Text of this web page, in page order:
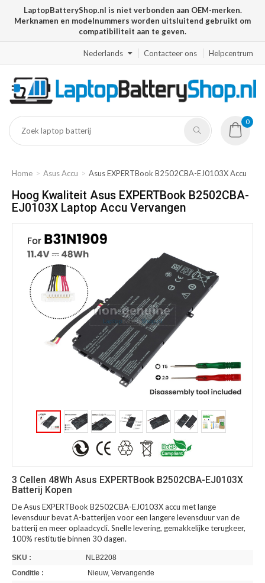
LaptopBatteryShop.nl is niet verbonden aan OEM-merken.
Merknamen en modelnummers worden uitsluitend gebruikt om
compatibiliteit aan te geven.
Nederlands Contacteer ons Helpcentrum
0
Home Asus Accu Asus EXPERTBook B2502CBA-EJ0103X Accu
Hoog Kwaliteit Asus EXPERTBook B2502CBA-
EJ0103X Laptop Accu Vervangen
3 Cellen 48Wh Asus EXPERTBook B2502CBA-EJ0103X
Batterij Kopen
De Asus EXPERTBook B2502CBA-EJ0103X accu met lange
levensduur bevat A-batterijen voor een langere levensduur van de
batterij en meer oplaadcycli. Snelle levering, gemakkelijke terugkeer,
100% restitutie binnen 30 dagen.
SKU :
NLB2208
Conditie :
Nieuw, Vervangende